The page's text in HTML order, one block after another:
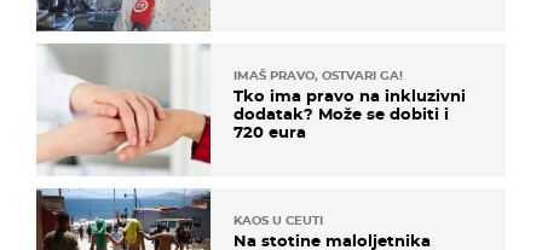
IMAŠ PRAVO, OSTVARI GA!
Tko ima pravo na inkluzivni
dodatak? Može se dobiti i
720 eura
KAOS U CEUTI
Na stotine maloljetnika